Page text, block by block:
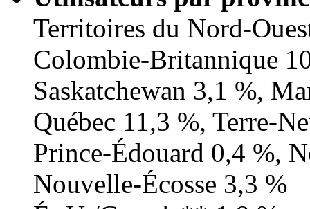
Territoires du Nord-
Colombie-Britannique
Saskatchewan 3,1 %,
Québec 11,3 %, Terre-
Prince-Édouard 0,4 %,
Nouvelle-Écosse 3,3 %